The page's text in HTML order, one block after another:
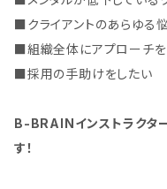
■クライアントのあらゆる
■組織全体にアプローチ
■採用の手助けをしたい
B-BRAINインストラクタ
す！